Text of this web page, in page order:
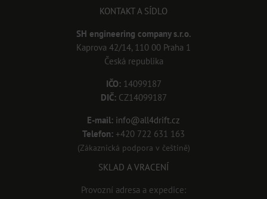
KONTAKT A SÍDLO
SH engineering company s.r.o.
Kaprova 42/14, 110 00 Praha 1
Česká republika
IČO:14099187
DIČ:CZ14099187
E-mail: info@all4drift.cz
Telefon: +420 722 631 163
(Zákaznická podpora v češtině)
SKLAD A VRACENÍ
Provozní adresa a expedice: